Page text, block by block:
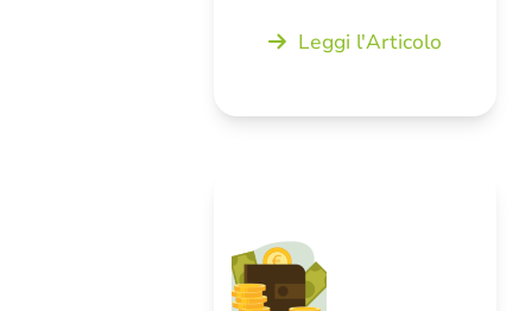
Leggi l'Articolo